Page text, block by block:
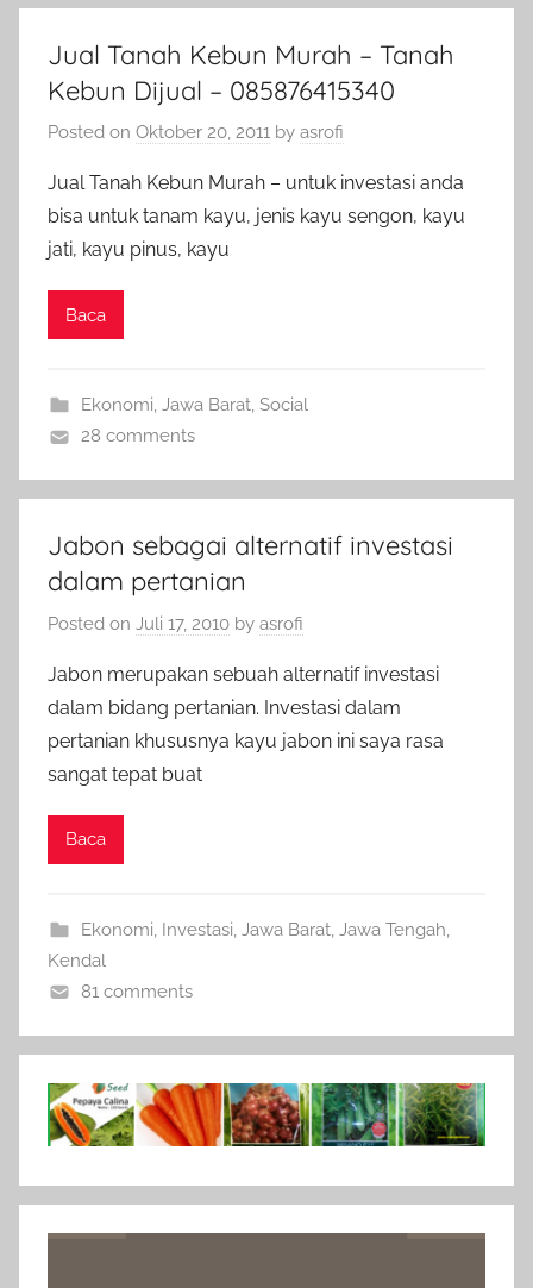
Jual Tanah Kebun Murah – Tanah
Kebun Dijual – 085876415340
Posted on Oktober 20, 2011 by asrofi
Jual Tanah Kebun Murah – untuk investasi anda
bisa untuk tanam kayu, jenis kayu sengon, kayu
jati, kayu pinus, kayu
Baca
Ekonomi, Jawa Barat, Social
28 comments
Jabon sebagai alternatif investasi
dalam pertanian
Posted on Juli 17, 2010 by asrofi
Jabon merupakan sebuah alternatif investasi
dalam bidang pertanian. Investasi dalam
pertanian khususnya kayu jabon ini saya rasa
sangat tepat buat
Baca
Ekonomi Investasi Jawa Barat, Jawa Tengah
Kendal
81 comments